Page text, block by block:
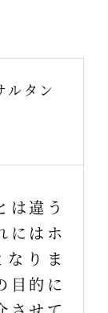
ルタン
は違う
にはホ
りま
目的に